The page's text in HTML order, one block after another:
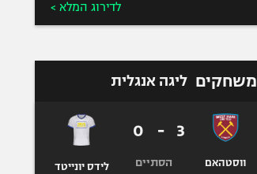
לדירוג המלא >
משחקים ליגה אנגלית
ווסטהאם
3
-
0
הסתיים לידס יונייטד